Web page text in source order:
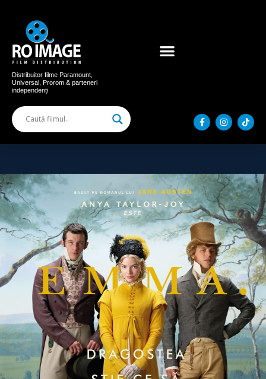
Distribuitor filme Paramount,
Universal, Prorom & parteneri
independenți